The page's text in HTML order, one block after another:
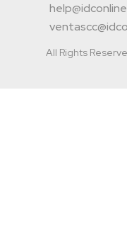
All Rights